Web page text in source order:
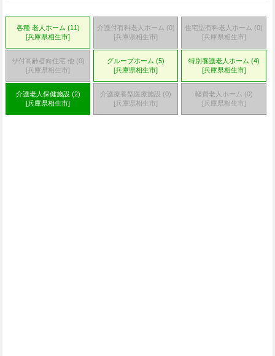
各種 老人ホーム (11)
[兵庫県相生市]
介護付有料老人ホーム (0)
[兵庫県相生市]
住宅型有料老人ホーム (0)
[兵庫県相生市]
サ付高齢者向住宅 他 (0)
[兵庫県相生市]
グループホーム (5)
[兵庫県相生市]
特別養護老人ホーム (4)
[兵庫県相生市]
介護老人保健施設 (2)
[兵庫県相生市]
介護療養型医療施設 (0)
[兵庫県相生市]
軽費老人ホーム (0)
[兵庫県相生市]